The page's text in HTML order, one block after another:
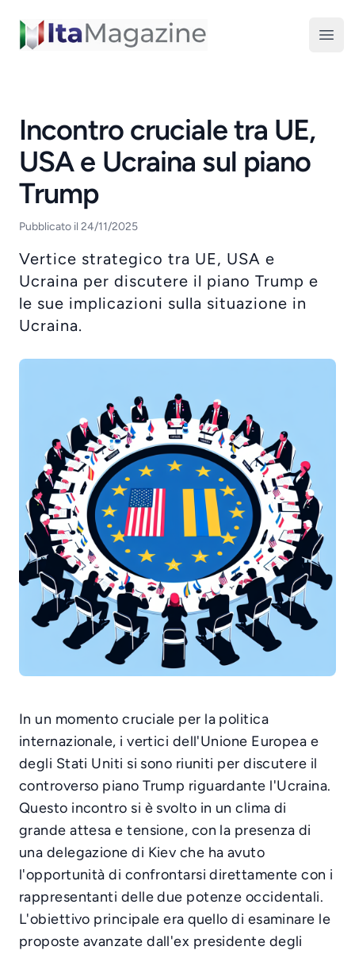
ItaMagazine
Incontro cruciale tra UE,
USA e Ucraina sul piano
Trump
Pubblicato il 24/11/2025
Vertice strategico tra UE, USA e
Ucraina per discutere il piano Trump e
le sue implicazioni sulla situazione in
Ucraina.
In un momento cruciale per la politica
internazionale, i vertici dell'Unione Europea e
degli Stati Uniti si sono riuniti per discutere il
controverso piano Trump riguardante l'Ucraina.
Questo incontro si è svolto in un clima di
grande attesa e tensione, con la presenza di
una delegazione di Kiev che ha avuto
l'opportunità di confrontarsi direttamente con i
rappresentanti delle due potenze occidentali.
L'obiettivo principale era quello di esaminare le
proposte avanzate dall'ex presidente degli